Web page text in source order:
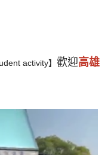
activity】歡迎高雄